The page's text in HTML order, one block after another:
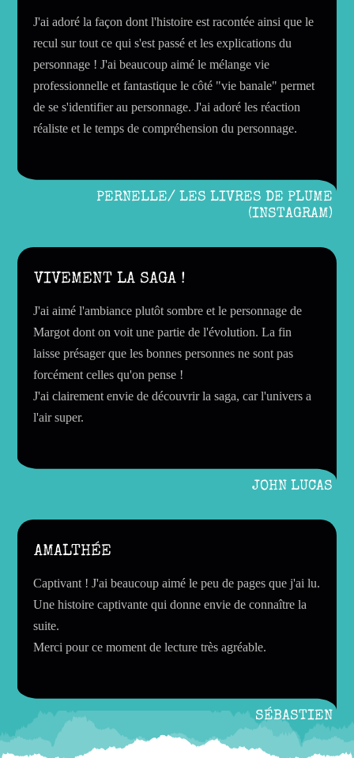
J'ai adoré la façon dont l'histoire est racontée ainsi que le
recul sur tout ce qui s'est passé et les explications du
personnage ! J'ai beaucoup aimé le mélange vie
professionnelle et fantastique le côté "vie banale" permet
de se s'identifier au personnage. J'ai adoré les réaction
réaliste et le temps de compréhension du personnage.
PERNELLE/ LES LIVRES DE PLUME
(INSTAGRAM)
VIVEMENT LA SAGA !
J'ai aimé l'ambiance plutôt sombre et le personnage de
Margot dont on voit une partie de l'évolution. La fin
laisse présager que les bonnes personnes ne sont pas
forcément celles qu'on pense !
J'ai clairement envie de découvrir la saga, car l'univers a
l'air super.
JOHN LUCAS
AMALTHÉE
Captivant ! J'ai beaucoup aimé le peu de pages que j'ai lu.
Une histoire captivante qui donne envie de connaître la
suite.
Merci pour ce moment de lecture très agréable.
SÉBASTIEN